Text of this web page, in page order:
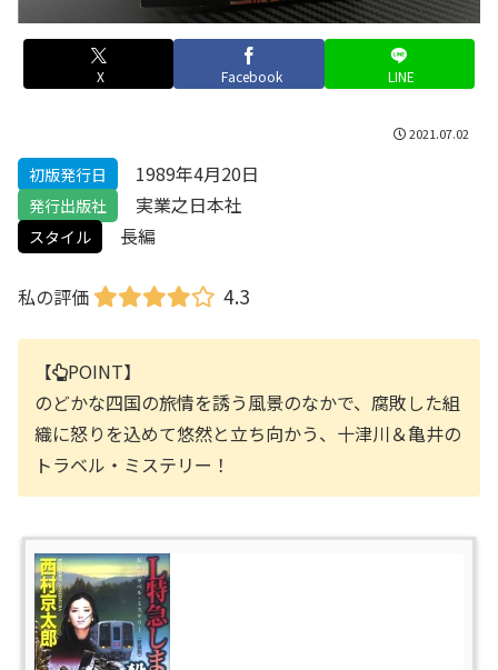
X Facebook LINE
2021.07.02
初版発行日 1989年4月20日
発行出版社 実業之日本社
スタイル 長編
私の評価 4.3
【
POINT】
のどかな四国の旅情を誘う風景のなかで、腐敗した組
織に怒りを込めて悠然と立ち向かう、十津川＆亀井の
トラベル・ミステリー！